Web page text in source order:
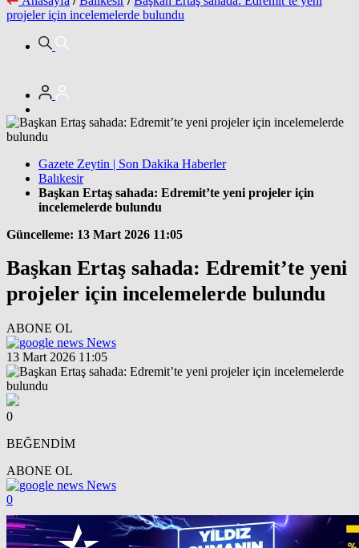
projeler için incelemelerde bulundu
Gazete Zeytin | Son Dakika Haberler
Balıkesir
Başkan Ertaş sahada: Edremit’te yeni projeler için
incelemelerde bulundu
Güncelleme: 13 Mart 2026 11:05
Başkan Ertaş sahada: Edremit’te yeni
projeler için incelemelerde bulundu
ABONE OL
News
13 Mart 2026 11:05
0
BEĞENDİM
ABONE OL
News
0